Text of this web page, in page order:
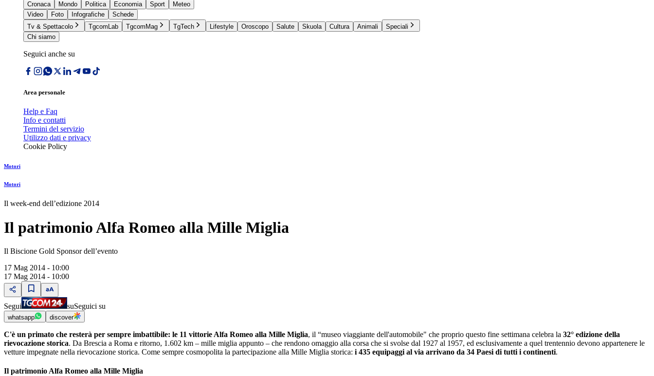
Cronaca
Mondo Politica Economia Sport
Meteo
Video
Foto Infografiche
Schede
Tv & Spettacolo
TgcomLab TgcomMag TgTech Lifestyle Oroscopo Salute Skuola Cultura Animali
Speciali
Chi siamo
Seguici anche su
Area personale
Help e Faq
Info e contatti
Termini del servizio
Utilizzo dati e privacy
Cookie Policy
Motori
Motori
Il week-end dell’edizione 2014
Il patrimonio Alfa Romeo alla Mille Miglia
Il Biscione Gold Sponsor dell’evento
17 Mag 2014 - 10:00
17 Mag 2014 - 10:00
Segui suSeguici su
whatsapp discover
C'è un primato che resterà per sempre imbattibile: le 11 vittorie Alfa Romeo alla Mille Miglia, il “museo viaggiante dell'automobile" che proprio questo fine settimana celebra la 32° edizione della
rievocazione storica. Da Brescia a Roma e ritorno, 1.602 km – mille miglia appunto – che rendono omaggio alla corsa che si svolse dal 1927 al 1957, ed esclusivamente a quel trentennio devono appartenere le
vetture impegnate nella rievocazione storica. Come sempre cosmopolita la partecipazione alla Mille Miglia storica: i 435 equipaggi al via arrivano da 34 Paesi di tutti i continenti.
Il patrimonio Alfa Romeo alla Mille Miglia